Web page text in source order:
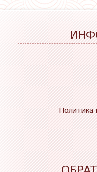
Политика